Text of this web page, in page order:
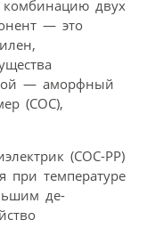
комбинацию двух
— это
— аморфный
(COC),
(COC-PP)
при температуре
де-